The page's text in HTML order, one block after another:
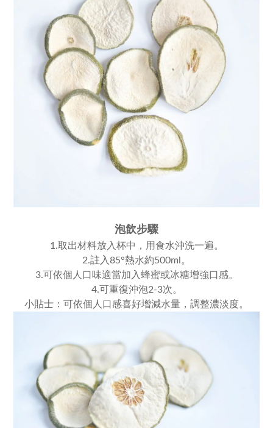
泡飲步驟
1.取出材料放入杯中，用食水沖洗一遍。
2.註入85°熱水約500ml。
3.可依個人口味適當加入蜂蜜或冰糖增強口感。
4.可重復沖泡2-3次。
小貼士：可依個人口感喜好增減水量，調整濃淡度。